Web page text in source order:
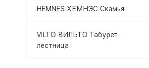
HEMNES ХЕМНЭС Скамья
VILTO ВИЛЬТО Табурет-
лестница